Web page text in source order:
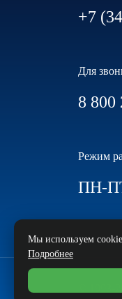
+7
Для
8 800
Режим
ПН-
©
Мы используем
Подробнее